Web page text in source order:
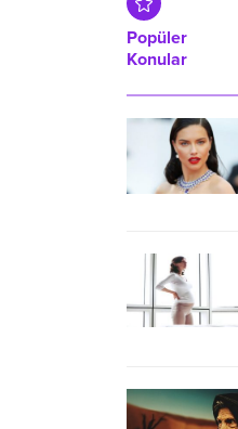
bahçelerinin romantizmi, Ege’den
güneye doğru inerken mavinin
büyüsü, Karadeniz’de yeşilin
bu hissi Polisan Kansai Boya’nın
renkleriyle evinize taşımaya ne
Popüler
Konular